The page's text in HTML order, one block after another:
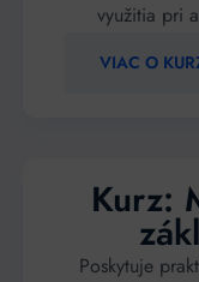
využitia pri
VIAC O
Kurz:
Poskytuje